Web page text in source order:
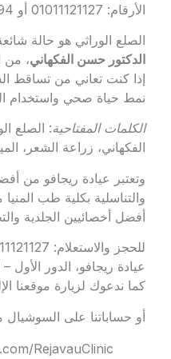
الأرقام: 01011121127 أو 01555556694 للحجز والاستفسار.
الصلع الوراثي هو حالة
الدكتور حسن الفكهاني، من
إذا كنت تعاني من تساقط
نمط حياة صحي واستخدام
الكلمات المفتاحية: الصلع
الفكهاني، زراعة الشعر،
وتعتبر عيادة ريجافو من
والتناسلية بكلية طب
أفضل أخصائيين الجلدية
عيادة ريجافو، الدور الأول
كما ندعوك لزيارة موقعنا
أو حساباتنا على السوشيال
RejavauClinic